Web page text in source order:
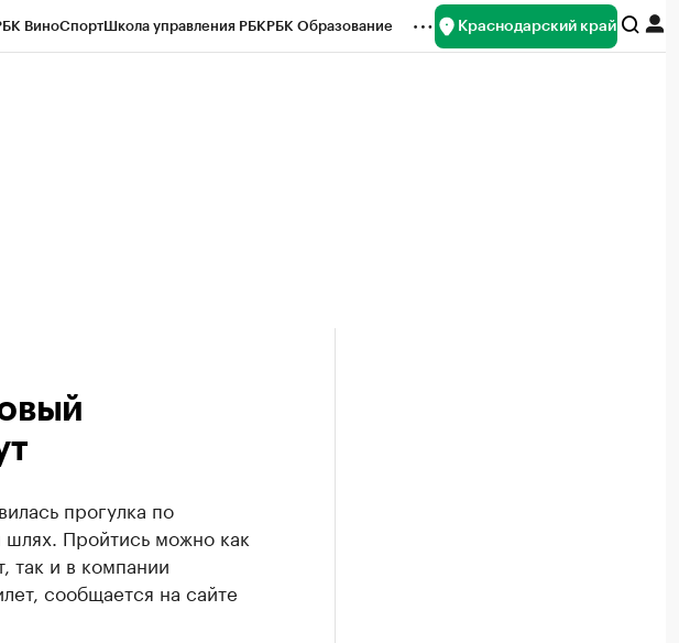
ВиноСпортШкола управления РБКРБК Образование Краснодарский край
прогулка по
Пройтись можно как
так и в компании
сообщается на сайте